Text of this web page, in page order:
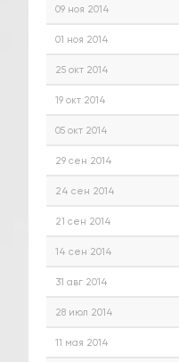
09 ноя 2014
01 ноя 2014
25 окт 2014
19 окт 2014
05 окт 2014
29 сен 2014
24 сен 2014
21 сен 2014
14 сен 2014
31 авг 2014
28 июл 2014
11 мая 2014